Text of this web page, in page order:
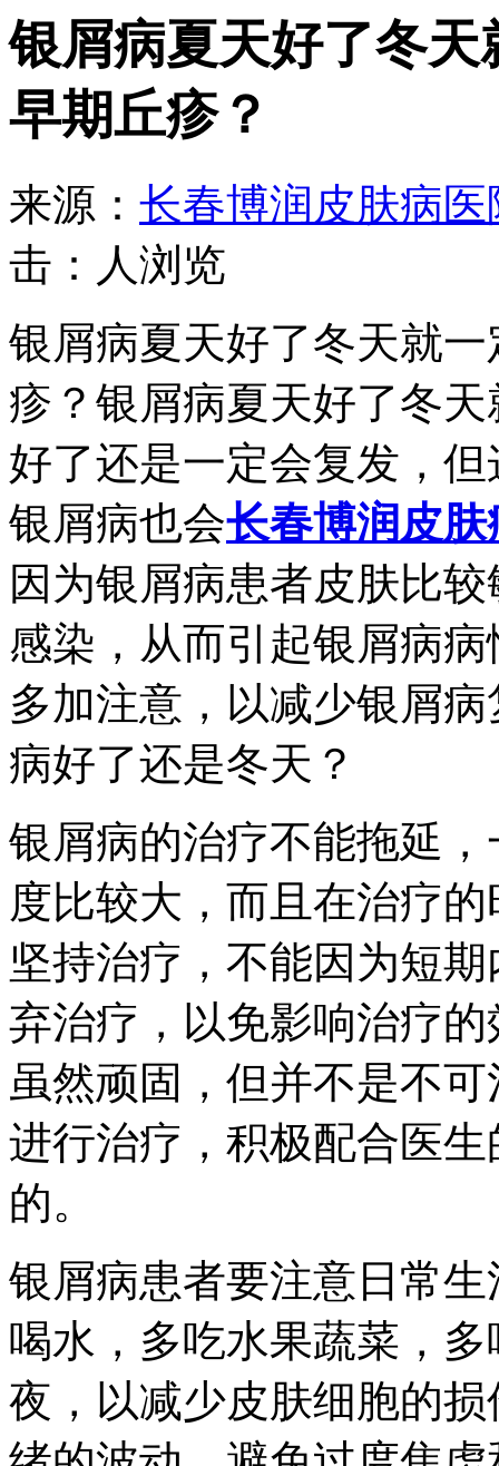
银屑病夏天好了冬
早期丘疹？
来源： 长春博润皮肤病医
击： 人浏览
银屑病夏天好了冬天就
疹？银屑病夏天好了冬
好了还是一定会复发，
银屑病也会长春博润皮肤
因为银屑病患者皮肤比
感染，从而引起银屑病
多加注意，以减少银屑
病好了还是冬天？
银屑病的治疗不能拖延
度比较大，而且在治疗
坚持治疗，不能因为短
弃治疗，以免影响治疗
虽然顽固，但并不是不
进行治疗，积极配合医
的。
银屑病患者要注意日常
喝水，多吃水果蔬菜，
夜，以减少皮肤细胞的